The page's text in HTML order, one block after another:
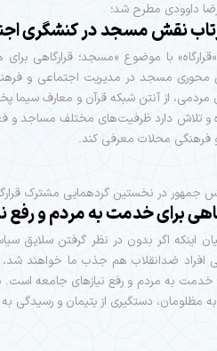
داوودی مطرح شد؛
نقش مسجد در کنشگری
«قرارگاه» با موضوع «مسجد؛ قرارگاهی
مسجد در مدیریت اجتماعی و
از آنتن شبکه قرآن و معارف سیما
و تلاش دارد ظرفیت‌های مختلف مساجد و
فرهنگی محلات معرفی کند.
جمهور در نخستین گردهمایی مشترک
برای خدمت به مردم و رفع
اینکه اگر بدون در نظر گرفتن سلایق
افراد ضدانقلاب هم جذب ما خواهند
خدمت به مردم و رفع نیازهای جامعه
به مظلومان، دستگیری از یتیمان و رسیدگی